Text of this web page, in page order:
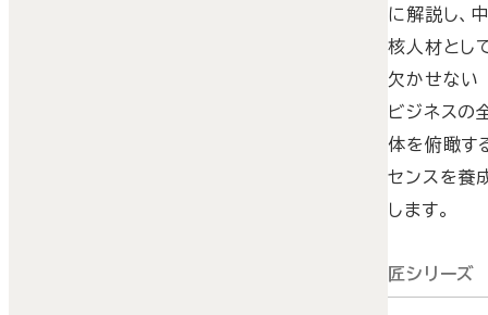
に解説し、
核人材とし
欠かせない
ビジネスの
体を俯瞰す
センスを養
します。
匠シリーズ